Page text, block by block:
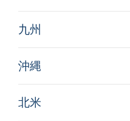
九州
沖縄
北米